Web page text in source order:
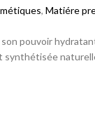
, Matiére
pouvoir